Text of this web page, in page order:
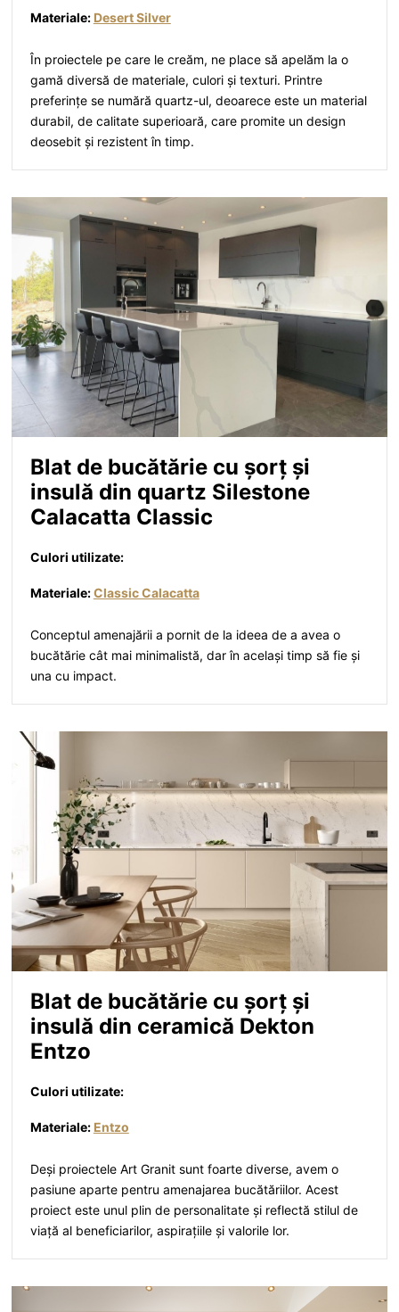
Materiale: Desert Silver
În proiectele pe care le creăm, ne place să apelăm la o
gamă diversă de materiale, culori și texturi. Printre
preferințe se numără quartz-ul, deoarece este un material
durabil, de calitate superioară, care promite un design
deosebit și rezistent în timp.
Blat de bucătărie cu șorț și
insulă din quartz Silestone
Calacatta Classic
Culori utilizate:
Materiale:Classic Calacatta
Conceptul amenajării a pornit de la ideea de a avea o
bucătărie cât mai minimalistă, dar în același timp să fie și
una cu impact.
Blat de bucătărie cu șorț și
insulă din ceramică Dekton
Entzo
Culori utilizate:
Materiale: Entzo
Deși proiectele Art Granit sunt foarte diverse, avem o
pasiune aparte pentru amenajarea bucătăriilor. Acest
proiect este unul plin de personalitate și reflectă stilul de
viață al beneficiarilor, aspirațiile și valorile lor.